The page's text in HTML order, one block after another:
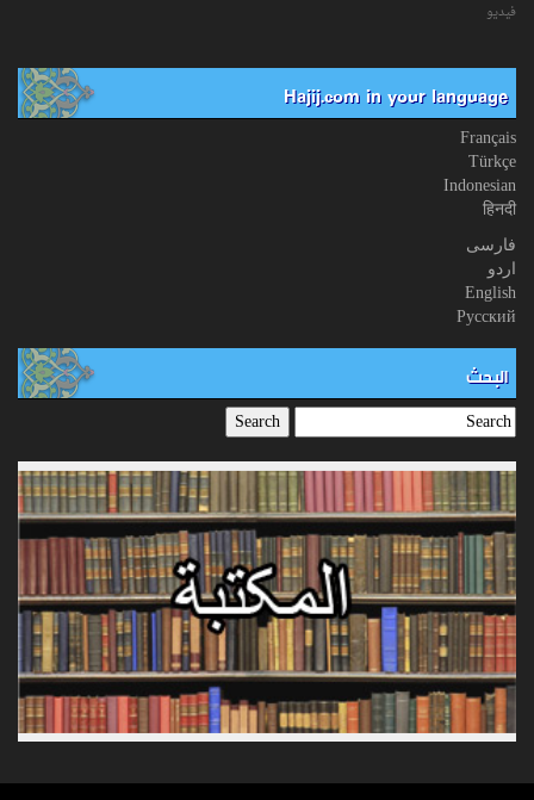
فیدیو
Hajij.com in your language
Français
Türkçe
Indonesian
हिनदी
فارسی
اردو
English
Русский
البحث